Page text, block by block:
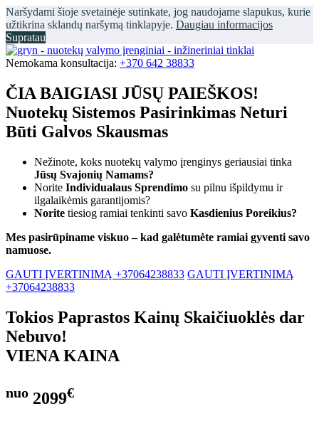
Naršydami šioje svetainėje sutinkate, jog naudojame slapukus, kurie
užtikrina sklandų naršymą tinklapyje. Daugiau informacijos
Supratau
Nemokama konsultacija: +370 642 38833
ČIA BAIGIASI JŪSŲ PAIEŠKOS!
Nuotekų Sistemos Pasirinkimas Neturi
Būti Galvos Skausmas
Nežinote, koks nuotekų valymo įrenginys geriausiai tinka
Jūsų Svajonių Namams?
Norite Individualaus Sprendimo su pilnu išpildymu ir
ilgalaikėmis garantijomis?
Norite tiesiog ramiai tenkinti savo Kasdienius Poreikius?
Mes pasirūpiname viskuo – kad galėtumėte ramiai gyventi savo
namuose.
GAUTI ĮVERTINIMĄ +37064238833 GAUTI ĮVERTINIMĄ
+37064238833
Tokios Paprastos Kainų Skaičiuoklės dar
Nebuvo!
VIENA KAINA
nuo 2099€